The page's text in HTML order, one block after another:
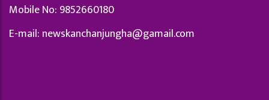
Mobile No: 9852660180
E-mail: newskanchanjungha@gamail.com